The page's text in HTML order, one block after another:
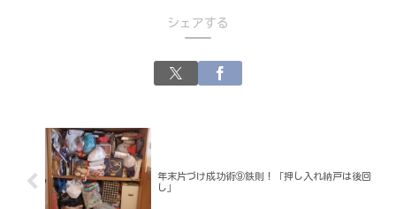
シェアする
年末片づけ成功術⑨鉄則！「押し入れ納戸は後回
し」